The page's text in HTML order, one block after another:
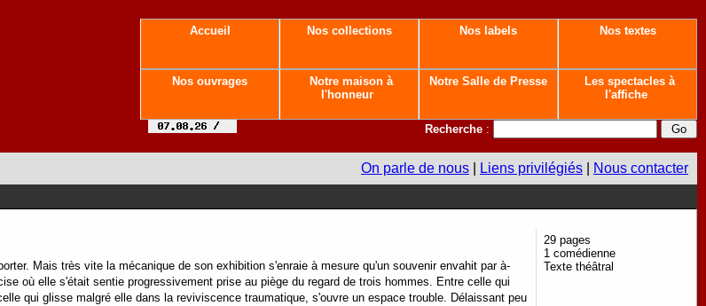
Accueil Nos collections Nos labels Nos textes
Nos ouvrages
Notre maison à
l'honneur
Notre Salle de Presse
Les spectacles à
l'affiche
Recherche :
On parle de nous Liens privilégiés Nous contacter
Mais très vite la mécanique de son exhibition s'enraie à mesure qu'un souvenir envahit par à-
où elle s'était sentie progressivement prise au piège du regard de trois hommes. Entre celle qui
qui glisse malgré elle dans la reviviscence traumatique, s'ouvre un espace trouble. Délaissant peu
29 pages
1 comédienne
Texte théâtral